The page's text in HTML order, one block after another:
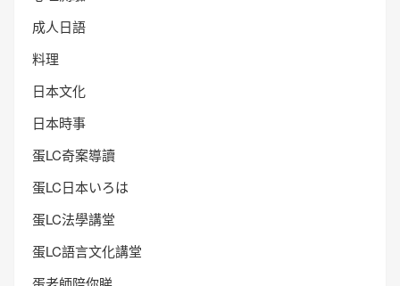
成人日語
料理
日本文化
日本時事
蛋LC奇案導讀
蛋LC日本いろは
蛋LC法學講堂
蛋LC語言文化講堂